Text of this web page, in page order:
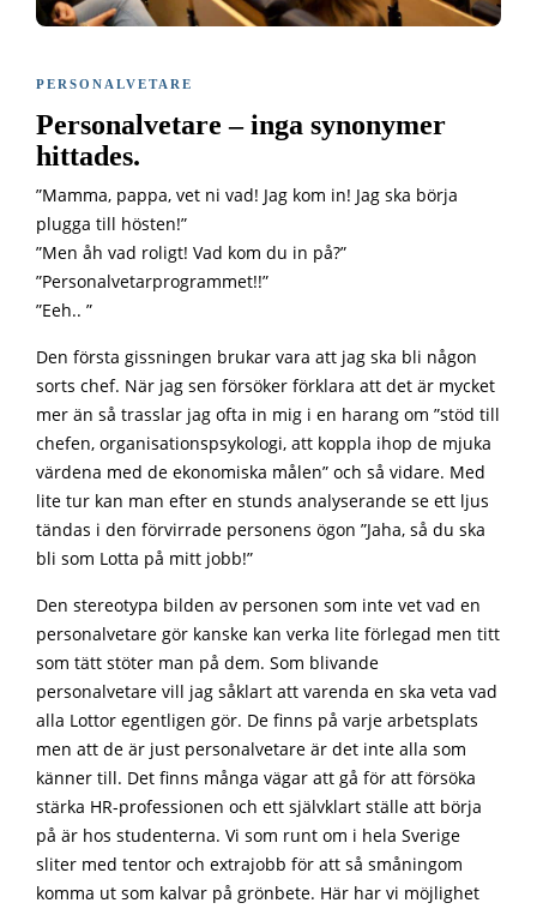
PERSONALVETARE
Personalvetare – inga synonymer
hittades.
”Mamma, pappa, vet ni vad! Jag kom in! Jag ska börja
plugga till hösten!”
”Men åh vad roligt! Vad kom du in på?”
”Personalvetarprogrammet!!”
”Eeh.. ”
Den första gissningen brukar vara att jag ska bli någon
sorts chef. När jag sen försöker förklara att det är mycket
mer än så trasslar jag ofta in mig i en harang om ”stöd till
chefen, organisationspsykologi, att koppla ihop de mjuka
värdena med de ekonomiska målen” och så vidare. Med
lite tur kan man efter en stunds analyserande se ett ljus
tändas i den förvirrade personens ögon ”Jaha, så du ska
bli som Lotta på mitt jobb!”
Den stereotypa bilden av personen som inte vet vad en
personalvetare gör kanske kan verka lite förlegad men titt
som tätt stöter man på dem. Som blivande
personalvetare vill jag såklart att varenda en ska veta vad
alla Lottor egentligen gör. De finns på varje arbetsplats
men att de är just personalvetare är det inte alla som
känner till. Det finns många vägar att gå för att försöka
stärka HR-professionen och ett självklart ställe att börja
på är hos studenterna. Vi som runt om i hela Sverige
sliter med tentor och extrajobb för att så småningom
komma ut som kalvar på grönbete. Här har vi möjlighet